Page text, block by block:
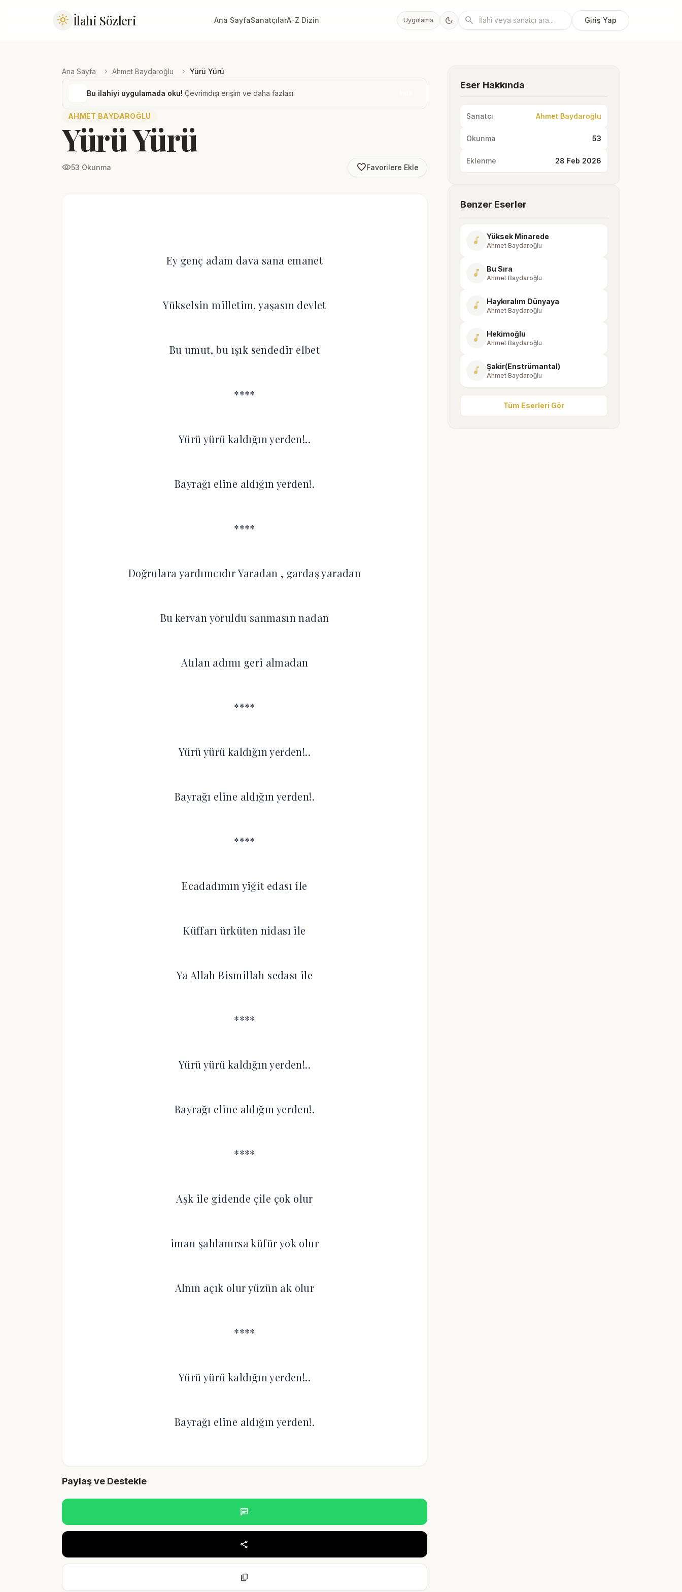
light_mode İlahi Sözleri Ana SayfaSanatçılarA-Z Dizin Uygulama dark_mode search Giriş Yap
Ana Sayfa chevron_right Ahmet Baydaroğlu chevron_right Yürü Yürü
Bu ilahiyi uygulamada oku! Çevrimdışı erişim ve daha fazlası.
AHMET BAYDAROĞLU
Yürü Yürü
visibility53 Okunma favorite_borderFavorilere Ekle
Ey genç adam dava sana emanet
Yükselsin milletim, yaşasın devlet
Bu umut, bu ışık sendedir elbet
****
Yürü yürü kaldığın yerden!..
Bayrağı eline aldığın yerden!.
****
Doğrulara yardımcıdır Yaradan , gardaş yaradan
Bu kervan yoruldu sanmasın nadan
Atılan adımı geri almadan
****
Yürü yürü kaldığın yerden!..
Bayrağı eline aldığın yerden!.
****
Ecadadımın yiğit edası ile
Küffarı ürküten nidası ile
Ya Allah Bismillah sedası ile
****
Yürü yürü kaldığın yerden!..
Bayrağı eline aldığın yerden!.
****
Aşk ile gidende çile çok olur
iman şahlanırsa küfür yok olur
Alnın açık olur yüzün ak olur
****
Yürü yürü kaldığın yerden!..
Bayrağı eline aldığın yerden!.
Paylaş ve Destekle
chat
share
content_copy
Eser Hakkında
Sanatçı Ahmet Baydaroğlu
Okunma 53
Eklenme 28 Feb 2026
Benzer Eserler
music_note Yüksek Minarede
Ahmet Baydaroğlu
music_note Bu Sıra
Ahmet Baydaroğlu
music_note Haykıralım Dünyaya
Ahmet Baydaroğlu
music_note Hekimoğlu
Ahmet Baydaroğlu
music_note Şakir(Enstrümantal)
Ahmet Baydaroğlu
Tüm Eserleri Gör